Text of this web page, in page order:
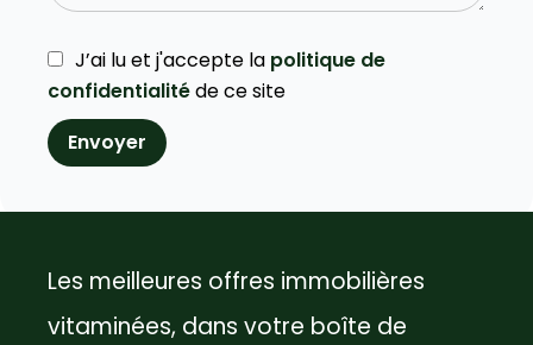
J’ai lu et j'accepte la politique de
confidentialitéde ce site
Envoyer
Les meilleures offres immobilières
vitaminées, dans votre boîte de